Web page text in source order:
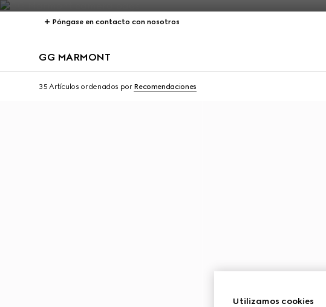
Póngase en contacto con nosotros
GG MARMONT
35 Artículos ordenados por Recomendaciones
Utilizamos cookies